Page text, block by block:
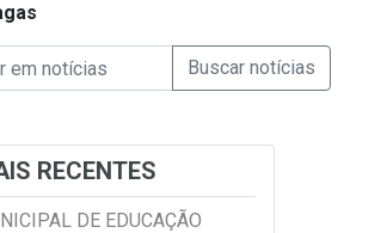
de Busca de Notícias
de Busca de informaçõesEnviar a Busca de
RECENTES
DE EDUCAÇÃO